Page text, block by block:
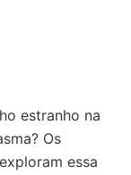
estranho na
Os
essa